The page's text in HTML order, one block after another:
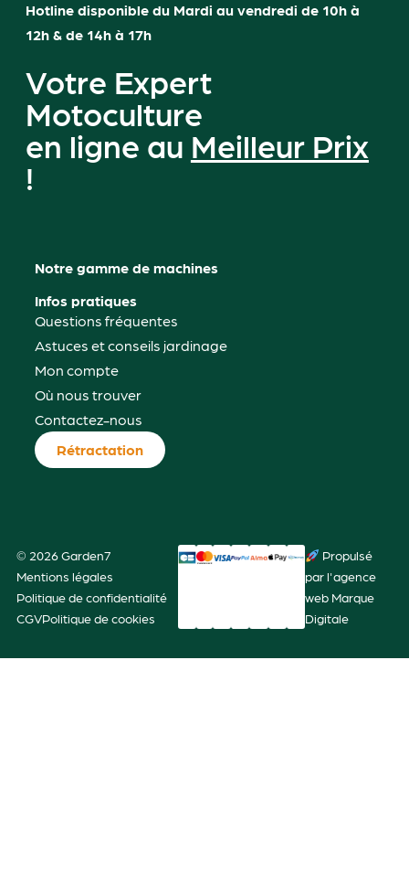
Hotline disponible du Mardi au vendredi de 10h à
12h & de 14h à 17h
Votre Expert
Motoculture
en ligne au Meilleur Prix
!
Notre gamme de machines
Infos pratiques
Questions fréquentes
Astuces et conseils jardinage
Mon compte
Où nous trouver
Contactez-nous
Rétractation
© 2026 Garden7
Mentions légales
Politique de confidentialité
CGVPolitique de cookies
Propulsé
par l'agence
web Marque
Digitale